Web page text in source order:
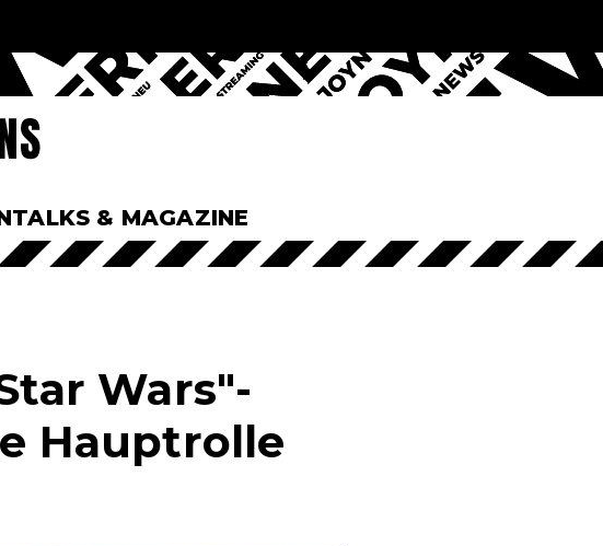
TALKS & MAGAZINE
Wars"-
Hauptrolle